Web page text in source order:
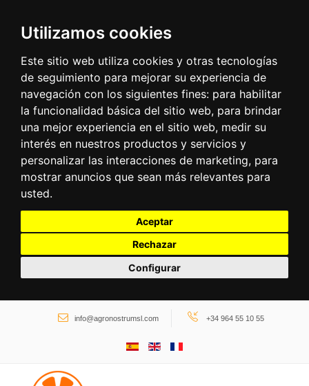
Utilizamos cookies
Este sitio web utiliza cookies y otras tecnologías
de seguimiento para mejorar su experiencia de
navegación con los siguientes fines: para habilitar
la funcionalidad básica del sitio web, para brindar
una mejor experiencia en el sitio web, medir su
interés en nuestros productos y servicios y
personalizar las interacciones de marketing, para
mostrar anuncios que sean más relevantes para
usted.
Aceptar
Rechazar
Configurar
info@agronostrumsl.com +34 964 55 10 55